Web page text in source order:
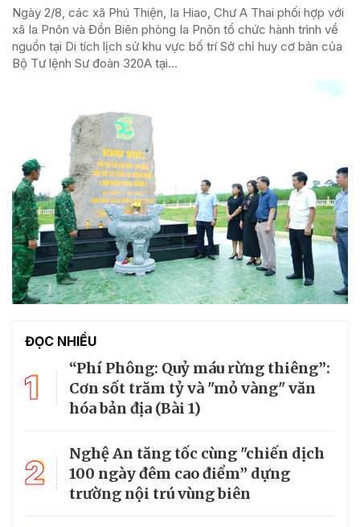
Ngày 2/8, các xã Phú Thiện, Ia Hiao, Chư A Thai phối hợp với
xã Ia Pnôn và Đồn Biên phòng Ia Pnôn tổ chức hành trình về
nguồn tại Di tích lịch sử khu vực bố trí Sở chỉ huy cơ bản của
Bộ Tư lệnh Sư đoàn 320A tại...
ĐỌC NHIỀU
1
“Phí Phông: Quỷ máu rừng thiêng”:
Cơn sốt trăm tỷ và "mỏ vàng" văn
hóa bản địa (Bài 1)
2
Nghệ An tăng tốc cùng "chiến dịch
100 ngày đêm cao điểm” dựng
trường nội trú vùng biên